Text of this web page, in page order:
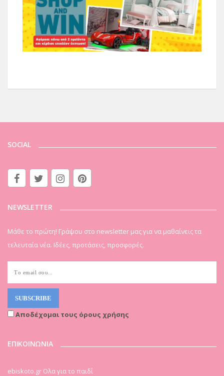
SOCIAL
NEWSLETTER
Μάθε το πρώτη! Γράψου στο newsletter μας για να μαθαίνεις τα
τελευταία νέα. Ιδέες, προτάσεις, προσφορές.
Αποδέχομαι τους όρους χρήσης
ΕΠΙΚΟΙΝΩΝΙΑ
ebiskoto.gr Ολα για το παιδί